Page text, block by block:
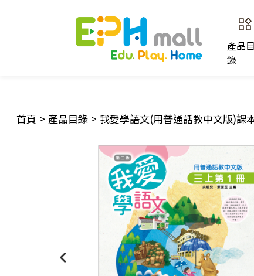
產品目
錄
首頁 > 產品目錄 > 我愛學語文(用普通話教中文版)課